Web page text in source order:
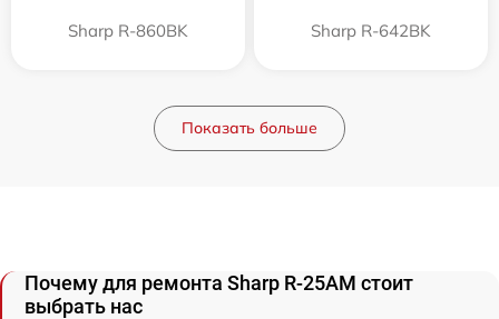
Sharp R-860BK Sharp R-642BK
Показать больше
Почему для ремонта Sharp R-25AM стоит
выбрать нас